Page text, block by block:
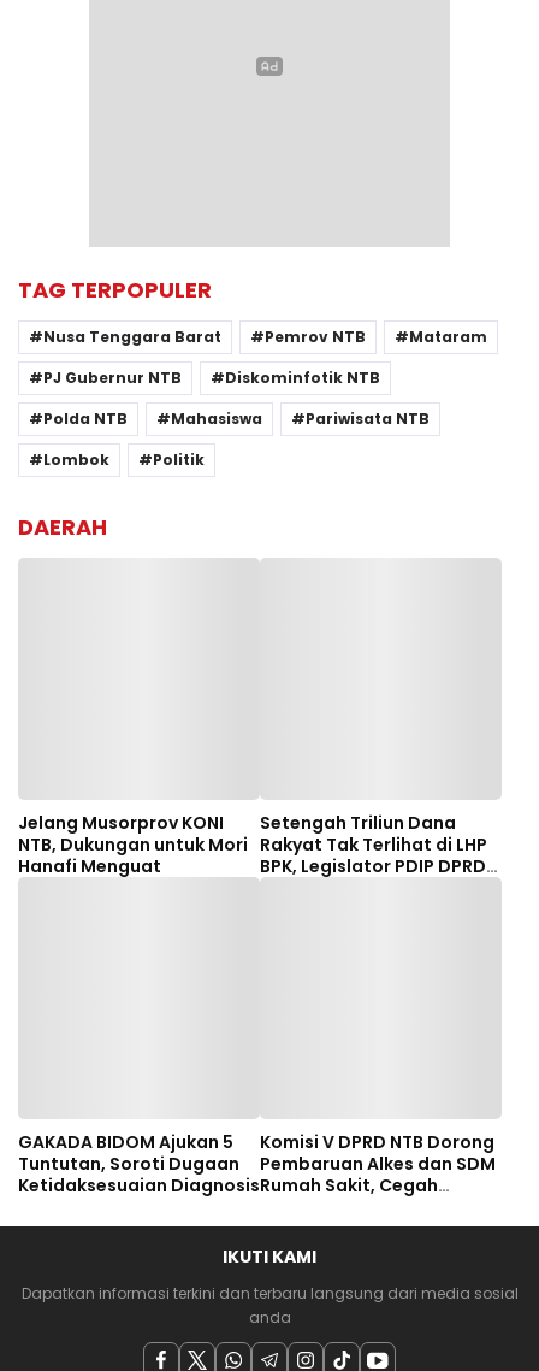
TAG TERPOPULER
Nusa Tenggara Barat Pemrov NTB
Mataram
PJ Gubernur NTB
Diskominfotik NTB
Polda NTB
Mahasiswa
Pariwisata NTB
Lombok
Politik
DAERAH
Jelang Musorprov KONI
NTB, Dukungan untuk Mori
Hanafi Menguat
Setengah Triliun Dana
Rakyat Tak Terlihat di LHP
BPK, Legislator PDIP DPRD
NTB Tuntut Audit
GAKADA BIDOM Ajukan 5
Tuntutan, Soroti Dugaan
Ketidaksesuaian Diagnosis
Komisi V DPRD NTB Dorong
Pembaruan Alkes dan SDM
Rumah Sakit, Cegah
Pasien Rujukan Bima-
Dompu
IKUTI KAMI
Dapatkan informasi terkini dan terbaru langsung dari media sosial
anda